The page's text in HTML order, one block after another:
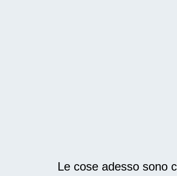
Le cose adesso sono